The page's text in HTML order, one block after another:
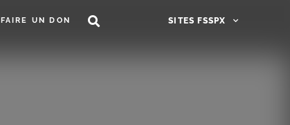
FAIRE UN DON SITES FSSPX